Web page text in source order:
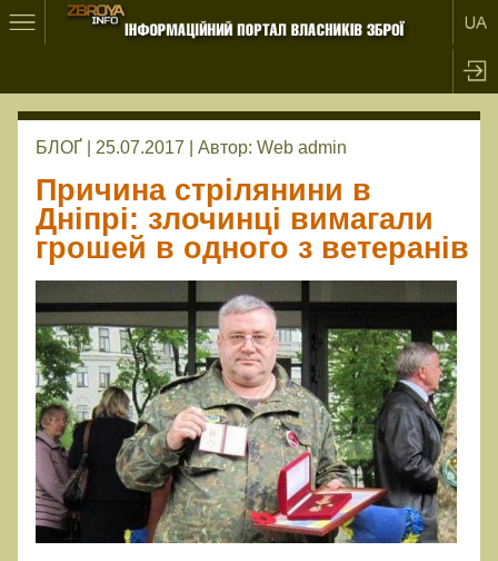
БЛОҐ | 25.07.2017 | Автор: Web admin
Причина стрілянини в
Дніпрі: злочинці вимагали
грошей в одного з ветеранів